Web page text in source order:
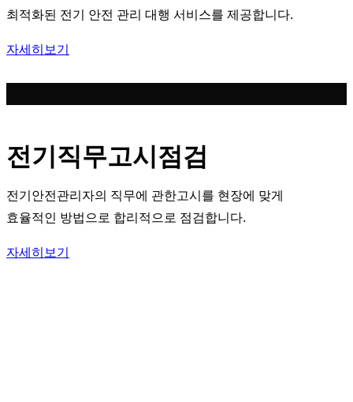
최적화된 전기 안전 관리 대행 서비스를 제공합니다.
자세히보기
전기직무고시점검
전기안전관리자의 직무에 관한고시를 현장에 맞게
효율적인 방법으로 합리적으로 점검합니다.
자세히보기